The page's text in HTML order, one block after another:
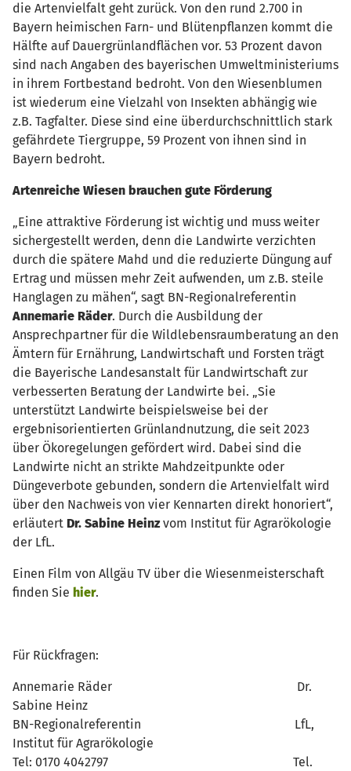
die Artenvielfalt geht zurück. Von den rund 2.700 in
Bayern heimischen Farn- und Blütenpflanzen kommt die
Hälfte auf Dauergrünlandflächen vor. 53 Prozent davon
sind nach Angaben des bayerischen Umweltministeriums
in ihrem Fortbestand bedroht. Von den Wiesenblumen
ist wiederum eine Vielzahl von Insekten abhängig wie
z.B. Tagfalter. Diese sind eine überdurchschnittlich stark
gefährdete Tiergruppe, 59 Prozent von ihnen sind in
Bayern bedroht.
Artenreiche Wiesen brauchen gute Förderung
„Eine attraktive Förderung ist wichtig und muss weiter
sichergestellt werden, denn die Landwirte verzichten
durch die spätere Mahd und die reduzierte Düngung auf
Ertrag und müssen mehr Zeit aufwenden, um z.B. steile
Hanglagen zu mähen“, sagt BN-Regionalreferentin
Annemarie Räder. Durch die Ausbildung der
Ansprechpartner für die Wildlebensraumberatung an den
Ämtern für Ernährung, Landwirtschaft und Forsten trägt
die Bayerische Landesanstalt für Landwirtschaft zur
verbesserten Beratung der Landwirte bei. „Sie
unterstützt Landwirte beispielsweise bei der
ergebnisorientierten Grünlandnutzung, die seit 2023
über Ökoregelungen gefördert wird. Dabei sind die
Landwirte nicht an strikte Mahdzeitpunkte oder
Düngeverbote gebunden, sondern die Artenvielfalt wird
über den Nachweis von vier Kennarten direkt honoriert“,
erläutert Dr. Sabine Heinzvom Institut für Agrarökologie
der LfL.
Einen Film von Allgäu TV über die Wiesenmeisterschaft
finden Sie hier.
Für Rückfragen:
Annemarie Räder Dr.
Sabine Heinz
BN-Regionalreferentin LfL,
Institut für Agrarökologie
Tel: 0170 4042797 Tel.